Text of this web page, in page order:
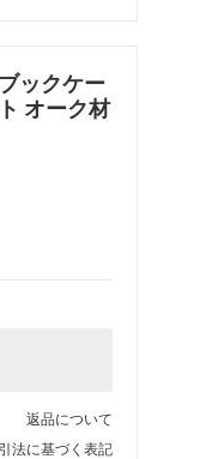
ックケー
オーク材
返品について
法に基づく表記